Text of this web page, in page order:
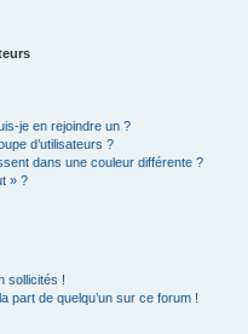
je en rejoindre un ?
d’utilisateurs ?
dans une couleur différente ?
» ?
sollicités !
part de quelqu’un sur ce forum !